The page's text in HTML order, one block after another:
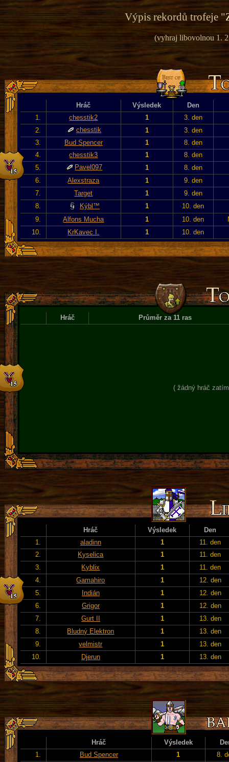
Výpis rekordů trofeje "
(vyhraj libovolnou 1.
Hráč Výsledek
Den
1.
chesstik2 1
3. den
2.
chesstik 1
3. den
3.
Bud Spencer 1
8. den
4.
chesstik3 1
8. den
5.
Pavel097 1
8. den
6.
Alexstraza 1
9. den
7.
Target 1
9. den
8.
Kýbl™ 1
10. den
9.
Alfons Mucha 1 10. den
10.
KrKavec I. 1 10. den
Hráč Průměr za 11 ras
( žádný hráč
Hráč Výsledek
Den
1.
aladinn 1
11. den
2.
Kyselica 1
11. den
3.
Kyblix 1
11. den
4.
Gamahiro 1
12. den
5.
Indián 1
12. den
6.
Grigor 1
12. den
7.
Gurt II 1
13. den
8.
Bludný Elektron 1
13. den
9.
velmistr 1
13. den
10.
Djerun 1 13. den
Hráč Výsledek
1.
Bud Spencer 1
8.